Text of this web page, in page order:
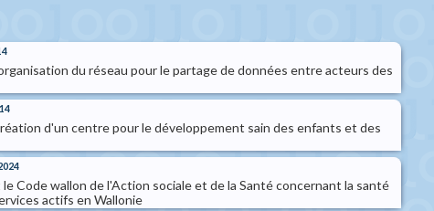
du réseau pour le partage de données entre acteurs des
d'un centre pour le développement sain des enfants et des
Code wallon de l'Action sociale et de la Santé concernant la santé
actifs en Wallonie